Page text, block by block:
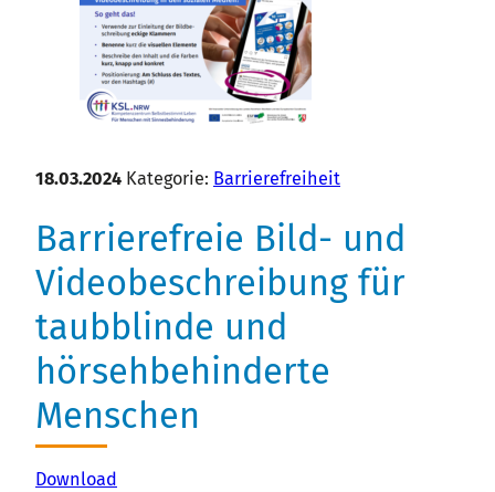
Stellenausschreibungen
18.03.2024 Kategorie: Barrierefreiheit
Barrierefreie Bild- und
Videobeschreibung für
taubblinde und
hörsehbehinderte
Menschen
Download